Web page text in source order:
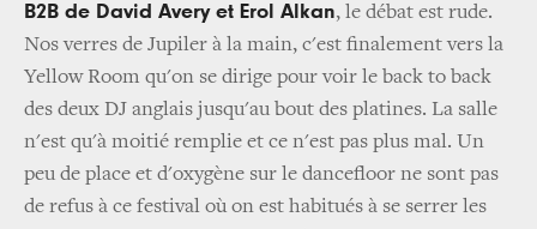
B2B de David Avery et Erol Alkan, le débat est rude.
Nos verres de Jupiler à la main, c'est finalement vers la
Yellow Room qu'on se dirige pour voir le back to back
des deux DJ anglais jusqu'au bout des platines. La salle
n'est qu'à moitié remplie et ce n'est pas plus mal. Un
peu de place et d'oxygène sur le dancefloor ne sont pas
de refus à ce festival où on est habitués à se serrer les